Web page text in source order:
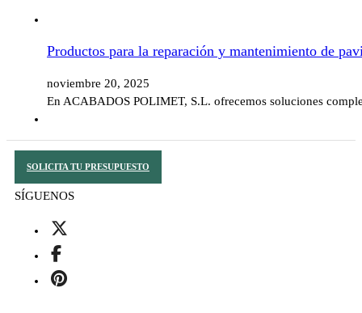
Productos para la reparación y mantenimiento de
noviembre 20, 2025
En ACABADOS POLIMET, S.L. ofrecemos soluciones
SOLICITA TU PRESUPUESTO
SÍGUENOS